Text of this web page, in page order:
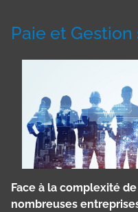
Paie et
Face à la complexité
nombreuses